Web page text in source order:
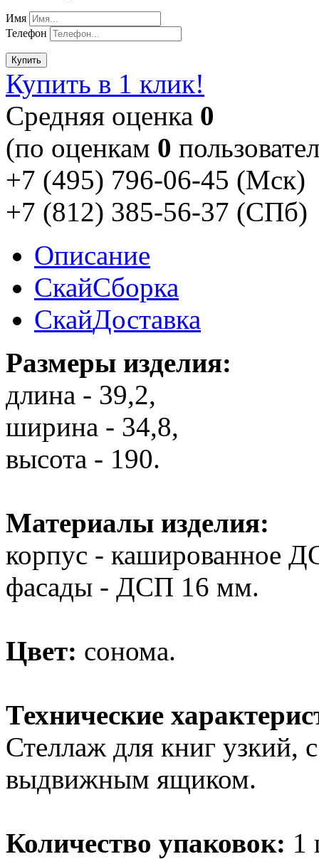
Имя
Телефон
Купить
Купить в 1 клик!
Cредняя оценка 0
(по оценкам 0
+7 (495) 796-06-45 (Мск)
+7 (812) 385-56-37 (СПб)
Описание
СкайСборка
СкайДоставка
Размеры изделия:
длина - 39,2,
ширина - 34,8,
высота - 190.
Материалы изделия:
корпус - кашированное
фасады - ДСП 16 мм.
Цвет: сонома.
Технические
Стеллаж для книг узкий,
выдвижным ящиком.
Количество упаковок: 1